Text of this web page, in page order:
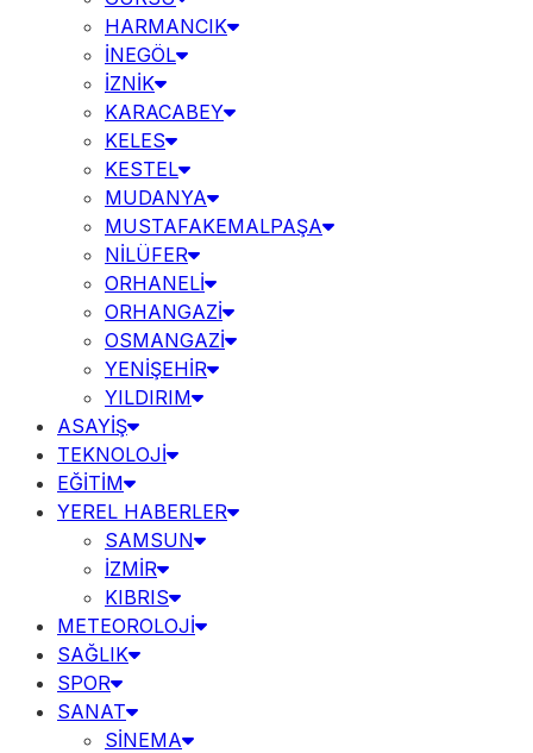
HARMANCIK
İNEGÖL
İZNİK
KARACABEY
KELES
KESTEL
MUDANYA
MUSTAFAKEMALPAŞA
NİLÜFER
ORHANELİ
ORHANGAZİ
OSMANGAZİ
YENİŞEHİR
YILDIRIM
ASAYİŞ
TEKNOLOJİ
EĞİTİM
YEREL HABERLER
SAMSUN
İZMİR
KIBRIS
METEOROLOJİ
SAĞLIK
SPOR
SANAT
SİNEMA